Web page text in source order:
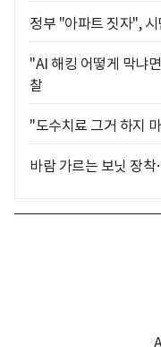
정부 "아파트 짓자",
"AI 해킹 어떻게 막냐
찰
"도수치료 그거 하지
바람 가르는 보닛 장